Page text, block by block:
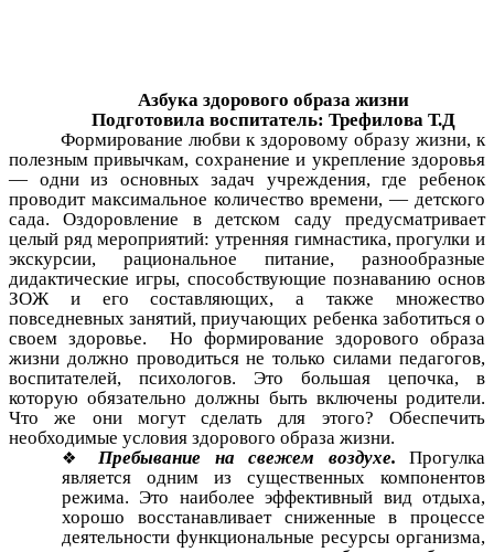
Азбука здорового образа жизни
Подготовила воспитатель: Трефилова Т.Д
Формирование любви к здоровому образу жизни, к
полезным привычкам, сохранение и укрепление здоровья
— одни из основных задач учреждения, где ребенок
проводит максимальное количество времени, — детского
сада. Оздоровление в детском саду предусматривает
целый ряд мероприятий: утренняя гимнастика, прогулки и
экскурсии, рациональное питание, разнообразные
дидактические игры, способствующие познаванию основ
ЗОЖ и его составляющих, а также множество
повседневных занятий, приучающих ребенка заботиться о
своем здоровье. Но формирование здорового образа
жизни должно проводиться не только силами педагогов,
воспитателей, психологов. Это большая цепочка, в
которую обязательно должны быть включены родители.
Что же они могут сделать для этого? Обеспечить
необходимые условия здорового образа жизни.
Пребывание на свежем воздухе. Прогулка
является одним из существенных компонентов
режима. Это наиболее эффективный вид отдыха,
хорошо восстанавливает сниженные в процессе
деятельности функциональные ресурсы организма,